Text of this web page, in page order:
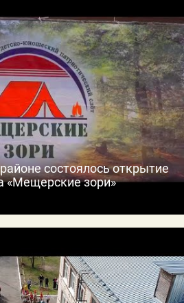
состоялось открытие
«Ме­щер­ские зо­ри»